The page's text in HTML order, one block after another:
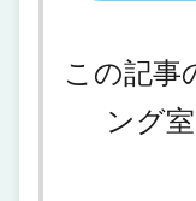
この記事
ング